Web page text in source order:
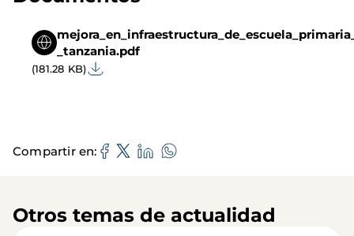
_tanzania.pdf
(181.28 KB)
Compartir en
Otros temas de actualidad